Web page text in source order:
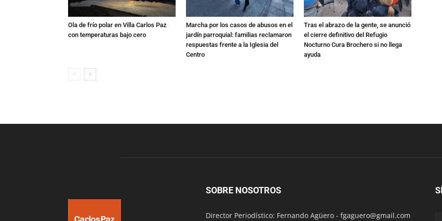
Ola de frío polar en Villa Carlos Paz
con temperaturas bajo cero
Marcha por los casos de abusos en el
jardín parroquial: familias reclamaron
respuestas frente a la Iglesia del
Centro
Tras el abrazo de la gente, se anunció
el cierre definitivo del Refugio
Nocturno Cura Brochero si no llega
ayuda
SOBRE NOSOTROS
Director Periodístico: Fernando Agüero - fgaguero@gmail.com